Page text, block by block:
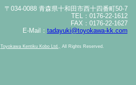
〒034-0088 青森県十和田市西十四番町50-7
TEL：0176-22-1612
FAX：0176-22-1627
E-Mail： tadayuki@toyokawa-kk.com
Toyokawa Kentiku Kobo Ltd., All Rights Reserved.